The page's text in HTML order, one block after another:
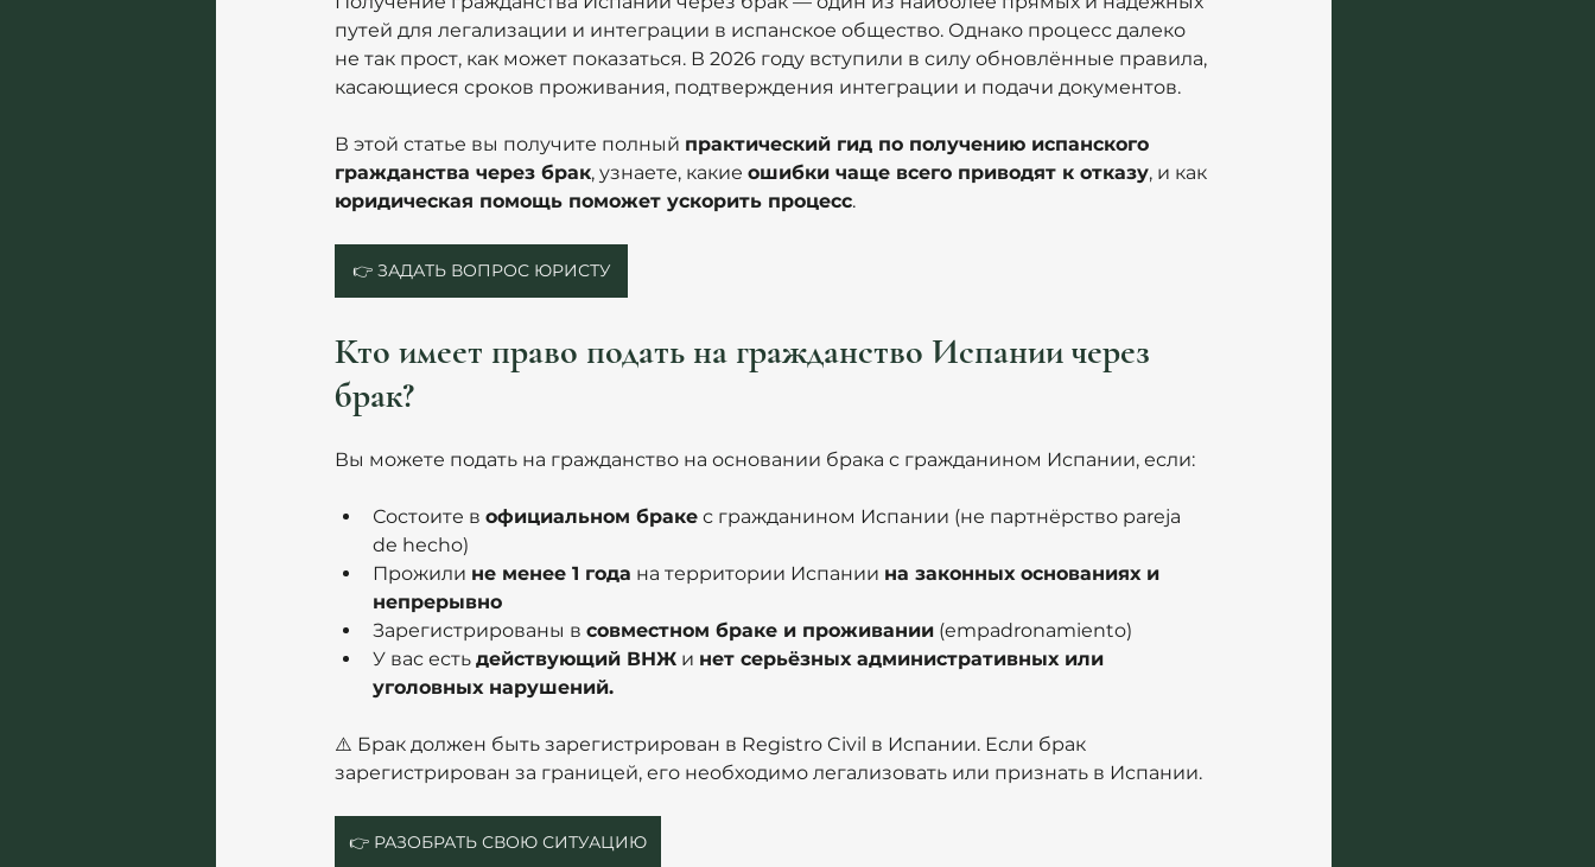
путей для легализации и интеграции в испанское общество. Однако процесс далеко
не так прост, как может показаться. В 2026 году вступили в силу обновлённые правила,
касающиеся сроков проживания, подтверждения интеграции и подачи документов.
В этой статье вы получите полный практический гид по получению испанского
гражданства через брак, узнаете, какие ошибки чаще всего приводят к отказу, и как
юридическая помощь поможет ускорить процесс.
👉 ЗАДАТЬ ВОПРОС ЮРИСТУ
Кто имеет право подать на гражданство Испании через
брак?
Вы можете подать на гражданство на основании брака с гражданином Испании, если:
Состоите в официальном браке с гражданином Испании (не партнёрство pareja
de hecho)
Прожили не менее 1 года на территории Испании на законных основаниях и
непрерывно
Зарегистрированы в совместном браке и проживании (empadronamiento)
У вас есть действующий ВНЖ и нет серьёзных административных или
уголовных нарушений.
⚠️ Брак должен быть зарегистрирован в Registro Civil в Испании. Если брак
зарегистрирован за границей, его необходимо легализовать или признать в Испании.
👉 РАЗОБРАТЬ СВОЮ СИТУАЦИЮ